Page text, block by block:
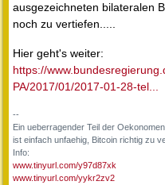
ausgezeichneten bilateralen
noch zu vertiefen.....
Hier geht's weiter:
https://
PA/2017/01/2017-01-28-tel...
--
Ein ueberragender Teil der
ist einfach unfaehig, Bitcoin richtig zu
Info:
www.tinyurl.com/y97d87xk
www.tinyurl.com/yykr2zv2